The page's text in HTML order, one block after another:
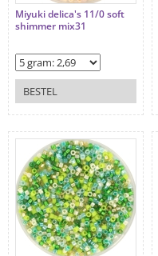
Miyuki delica's 11/0 soft
shimmer mix31
BESTEL